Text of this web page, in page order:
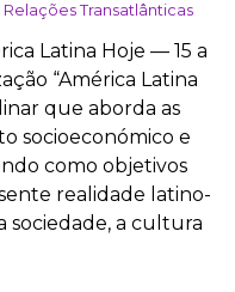
Transatlânticas
Latina Hoje — 15 a
“América Latina
que aborda as
socioeconómico e
como objetivos
realidade latino-
sociedade, a cultura